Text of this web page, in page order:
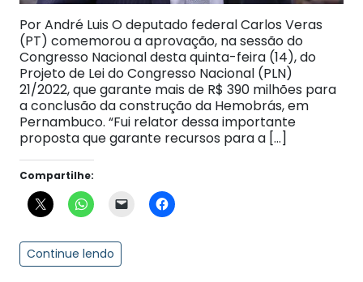
Por André Luis O deputado federal Carlos Veras
(PT) comemorou a aprovação, na sessão do
Congresso Nacional desta quinta-feira (14), do
Projeto de Lei do Congresso Nacional (PLN)
21/2022, que garante mais de R$ 390 milhões para
a conclusão da construção da Hemobrás, em
Pernambuco. “Fui relator dessa importante
proposta que garante recursos para a […]
Compartilhe:
Continue lendo